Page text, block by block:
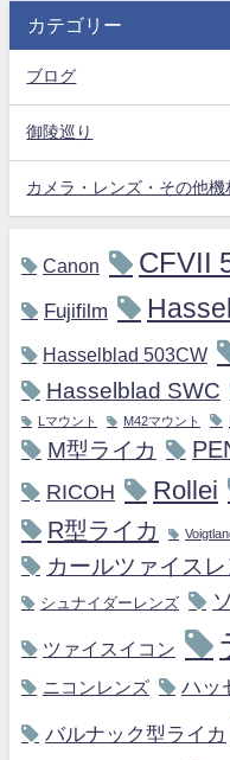
カテゴリー
ブログ
御陵巡り
カメラ・レンズ・その他機
Canon CFVII
Fujifilm
Hasselblad 503CW
Hasselblad SWC
Lマウント M42マウント
M型ライカ
RICOH Rollei
R型ライカ
カールツァイス
シュナイダーレンズ
ツァイスイコン
ニコンレンズ ハッ
バルナック型ライカ